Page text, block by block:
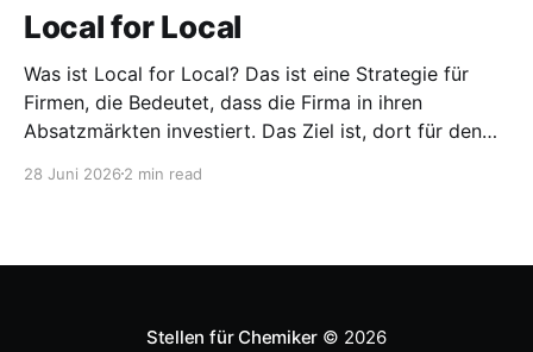
Local for Local
Was ist Local for Local? Das ist eine Strategie für
Firmen, die Bedeutet, dass die Firma in ihren
Absatzmärkten investiert. Das Ziel ist, dort für den
entwickeln. Diese Strategie ist von Toyota bekannt,
28 Juni 2026 2 min read
Stellen für Chemiker © 2026